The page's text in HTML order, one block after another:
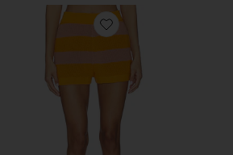
Favorite RESILLE RAYE シ